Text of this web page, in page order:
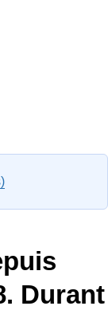
Durant